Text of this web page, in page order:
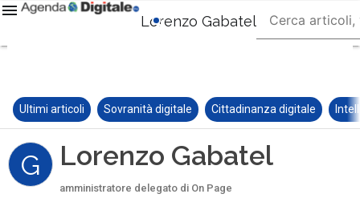
Lorenzo Gabatel
Ultimi articoli Sovranità digitale Cittadinanza digitale
G Lorenzo Gabatel
amministratore delegato di On Page